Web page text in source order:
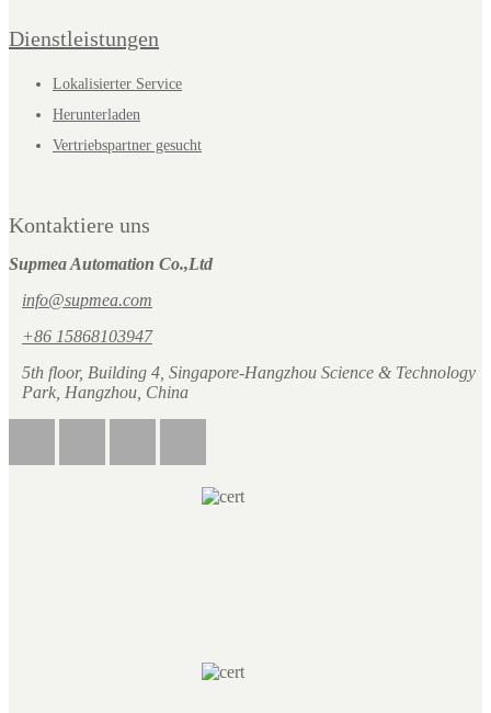
Dienstleistungen
Lokalisierter Service
Herunterladen
Vertriebspartner gesucht
Kontaktiere uns
Supmea Automation Co.,Ltd
info@supmea.com
+86 15868103947
5th floor, Building 4, Singapore-Hangzhou Science & Technology
Park, Hangzhou, China